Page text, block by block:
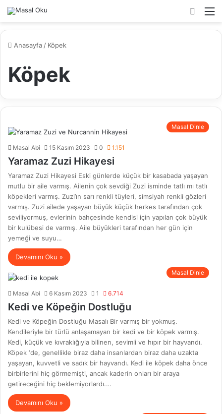
Arama
Anasayfa / Köpek
Köpek
Masal Dinle
Masal Abi 15 Kasım 2023 0 1.151
Yaramaz Zuzi Hikayesi
Yaramaz Zuzi Hikayesi Eski günlerde küçük bir kasabada yaşayan
mutlu bir aile varmış. Ailenin çok sevdiği Zuzi isminde tatlı mı tatlı
köpekleri varmış. Zuzi’ın sarı renkli tüyleri, simsiyah renkli gözleri
varmış. Zuzi ailede yaşayan büyük küçük herkes tarafından çok
seviliyormuş, evlerinin bahçesinde kendisi için yapılan çok büyük
bir kulübesi de varmış. Aile büyükleri tarafından her gün için
yemeği ve suyu…
Devamını Oku »
Masal Dinle
Masal Abi 6 Kasım 2023 1 6.714
Kedi ve Köpeğin Dostluğu
Kedi ve Köpeğin Dostluğu Masalı Bir varmış bir yokmuş.
Kendileriyle bir türlü anlaşamayan bir kedi ve bir köpek varmış.
Kedi, küçük ve kıvraklığıyla bilinen, sevimli ve hıpır bir hayvandı.
Köpek ‘de, genellikle biraz daha insanlardan biraz daha uzakta
yaşayan, kuvvetli ve sadık bir hayvandı. Kedi ile köpek daha önce
birbirlerini hiç görmemişti, ancak kaderin onları bir araya
getireceğini hiç beklemiyorlardı.…
Devamını Oku »